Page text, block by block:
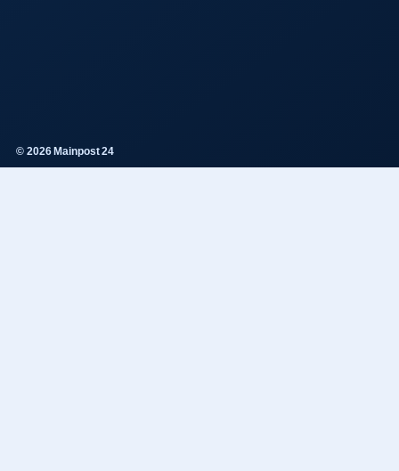
© 2026 Mainpost 24